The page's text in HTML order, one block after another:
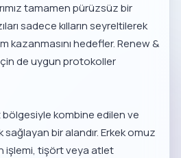
tamamen pürüzsüz bir
sadece kılların seyreltilerek
kazanmasını hedefler. Renew &
de uygun protokoller
bölgesiyle kombine edilen ve
bir alandır.Erkek omuz
işlemi, tişört veya atlet